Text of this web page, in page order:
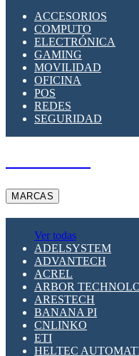
SUPRESOR DE
APLICACIONES
ACCESORIOS
COMPUTO
ELECTRÓNICA
GAMING
MOVILIDAD
OFICINA
POS
REDES
SEGURIDAD
MARCAS
Ver todas
ADELSYSTEM
ADVANTECH
ACREL
ARBOR
ARESTECH
BANANA PI
CNLINKO
ETI
HELTEC